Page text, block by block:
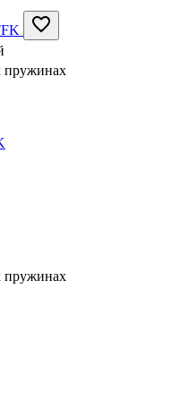
пружинах
пружинах